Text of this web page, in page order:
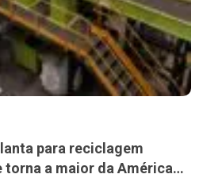
para reciclagem
torna a maior da América